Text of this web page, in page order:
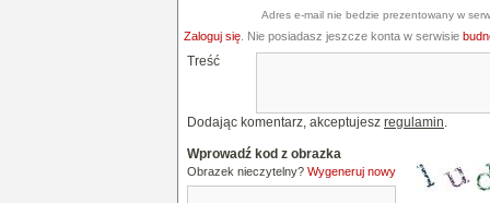
Adres e-mail nie bedzie prezentowany w
Zaloguj się . Nie posiadasz jeszcze konta w serwisie
Treść
Dodając komentarz, akceptujesz regulamin.
Wprowadź kod z obrazka
Obrazek nieczytelny? Wygeneruj nowy